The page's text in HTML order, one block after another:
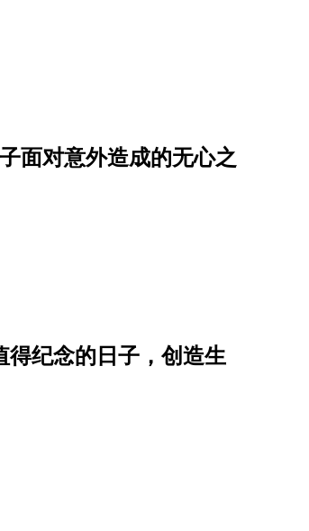
面对意外造成的无心之
得纪念的日子，创造生